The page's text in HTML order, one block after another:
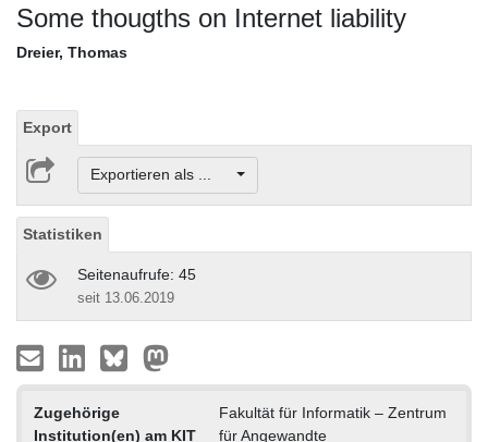
Some thougths on Internet liability
Dreier, Thomas
Export
Exportieren als ...
Statistiken
Seitenaufrufe: 45
seit 13.06.2019
Zugehörige
Institution(en) am KIT
Fakultät für Informatik – Zentrum
für Angewandte